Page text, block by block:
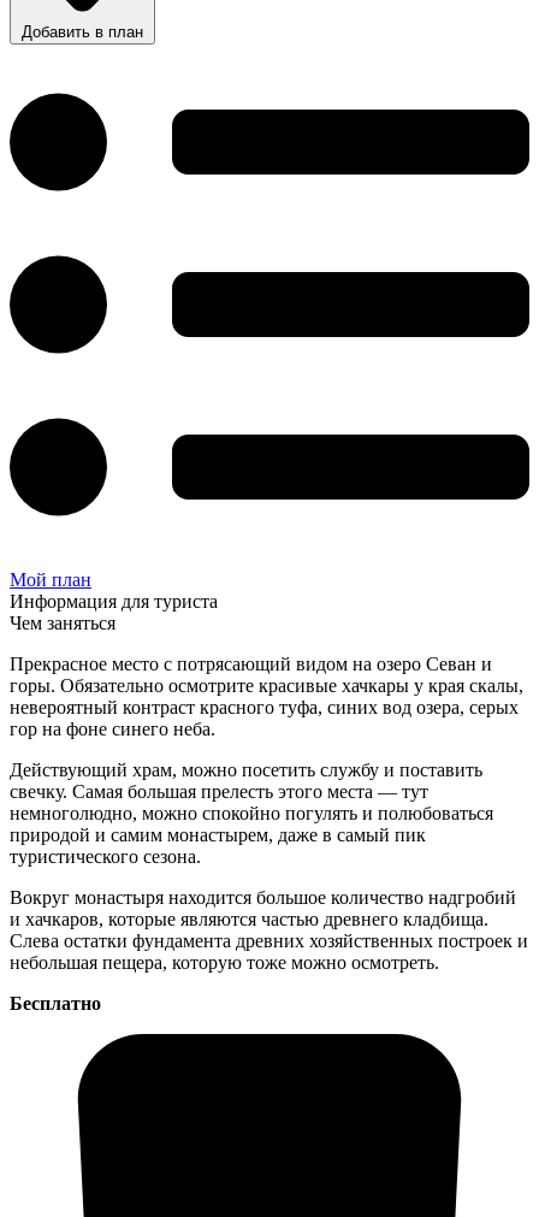
Добавить в план
Мой план
Информация для туриста
Чем заняться
Прекрасное место с потрясающий видом на озеро Севан и
горы. Обязательно осмотрите красивые хачкары у края скалы,
невероятный контраст красного туфа, синих вод озера, серых
гор на фоне синего неба.
Действующий храм, можно посетить службу и поставить
свечку. Самая большая прелесть этого места — тут
немноголюдно, можно спокойно погулять и полюбоваться
природой и самим монастырем, даже в самый пик
туристического сезона.
Вокруг монастыря находится большое количество надгробий
и хачкаров, которые являются частью древнего кладбища.
Слева остатки фундамента древних хозяйственных построек и
небольшая пещера, которую тоже можно осмотреть.
Бесплатно